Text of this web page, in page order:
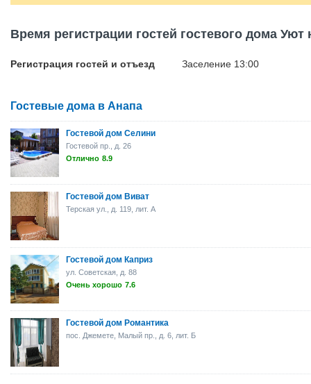
Время регистрации гостей гостевого дома Уют
Регистрация гостей и отъезд Заселение 13:00
Гостевые дома в Анапа
Гостевой дом Селини
Гостевой пр., д. 26
Отлично 8.9
Гостевой дом Виват
Терская ул., д. 119, лит. А
Гостевой дом Каприз
ул. Советская, д. 88
Очень хорошо 7.6
Гостевой дом Романтика
пос. Джемете, Малый пр., д. 6, лит. Б